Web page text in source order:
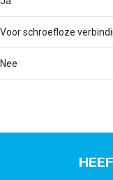
Voor schroefloze
Nee